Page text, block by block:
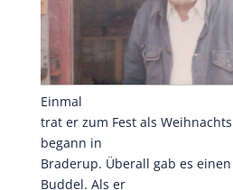
Einmal
trat er zum Fest als
begann in
Braderup. Überall gab es
Buddel. Als er